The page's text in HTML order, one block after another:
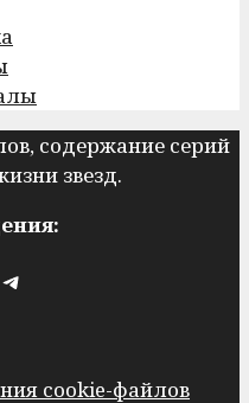
содержание серий
звезд.
Telegram
cookie-файлов